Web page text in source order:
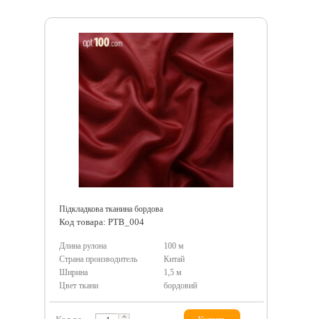
Підкладкова тканина бордова
Код товара: PTB_004
Длина рулона
100 м
Страна производитель
Китай
Ширина
1,5 м
Цвет ткани
бордовий